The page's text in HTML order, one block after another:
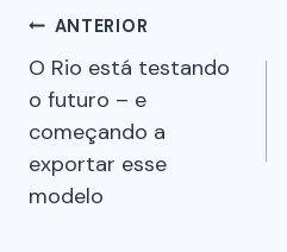
ANTERIOR
O Rio está testando
o futuro – e
começando a
exportar esse
modelo